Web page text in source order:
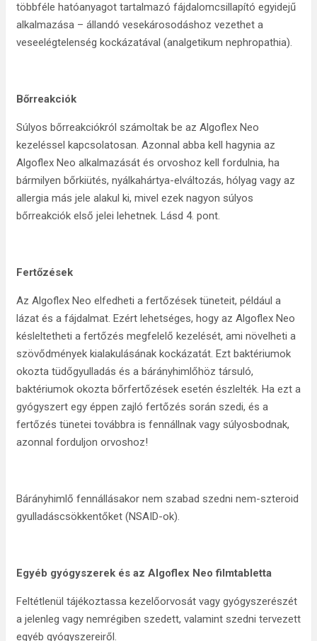
többféle hatóanyagot tartalmazó fájdalomcsillapító egyidejű
alkalmazása – állandó vesekárosodáshoz vezethet a
veseelégtelenség kockázatával (analgetikum nephropathia).
Bőrreakciók
Súlyos bőrreakciókról számoltak be az Algoflex Neo
kezeléssel kapcsolatosan. Azonnal abba kell hagynia az
Algoflex Neo alkalmazását és orvoshoz kell fordulnia, ha
bármilyen bőrkiütés, nyálkahártya-elváltozás, hólyag vagy az
allergia más jele alakul ki, mivel ezek nagyon súlyos
bőrreakciók első jelei lehetnek. Lásd 4. pont.
Fertőzések
Az Algoflex Neo elfedheti a fertőzések tüneteit, például a
lázat és a fájdalmat. Ezért lehetséges, hogy az Algoflex Neo
késleltetheti a fertőzés megfelelő kezelését, ami növelheti a
szövődmények kialakulásának kockázatát. Ezt baktériumok
okozta tüdőgyulladás és a bárányhimlőhöz társuló,
baktériumok okozta bőrfertőzések esetén észlelték. Ha ezt a
gyógyszert egy éppen zajló fertőzés során szedi, és a
fertőzés tünetei továbbra is fennállnak vagy súlyosbodnak,
azonnal forduljon orvoshoz!
Bárányhimlő fennállásakor nem szabad szedni nem-szteroid
gyulladáscsökkentőket (NSAID-ok).
Egyéb gyógyszerek és az Algoflex Neo filmtabletta
Feltétlenül tájékoztassa kezelőorvosát vagy gyógyszerészét
a jelenleg vagy nemrégiben szedett, valamint szedni tervezett
egyéb gyógyszereiről.